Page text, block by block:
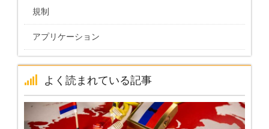
規制
アプリケーション
よく読まれている記事